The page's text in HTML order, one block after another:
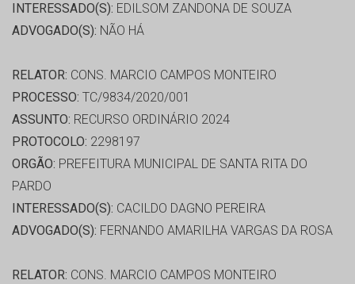
INTERESSADO(S): EDILSOM ZANDONA DE SOUZA
ADVOGADO(S): NÃO HÁ
RELATOR: CONS. MARCIO CAMPOS MONTEIRO
PROCESSO: TC/9834/2020/001
ASSUNTO: RECURSO ORDINÁRIO 2024
PROTOCOLO: 2298197
ORGÃO: PREFEITURA MUNICIPAL DE SANTA RITA DO
PARDO
INTERESSADO(S): CACILDO DAGNO PEREIRA
ADVOGADO(S): FERNANDO AMARILHA VARGAS DA ROSA
RELATOR: CONS. MARCIO CAMPOS MONTEIRO